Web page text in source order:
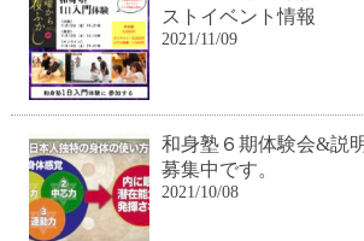
ストイベント情報
2021/11/09
和身塾６期体験会&説
募集中です。
2021/10/08